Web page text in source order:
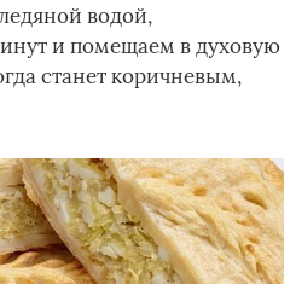
водой,
и помещаем в духовую
станет коричневым,